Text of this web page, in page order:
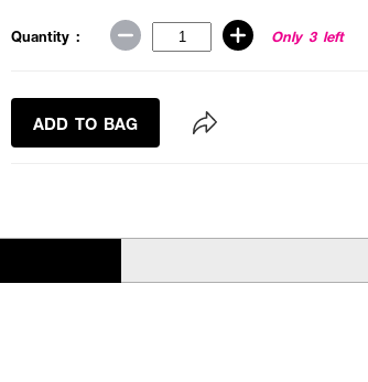
Quantity : Only 3 left
ADD TO BAG